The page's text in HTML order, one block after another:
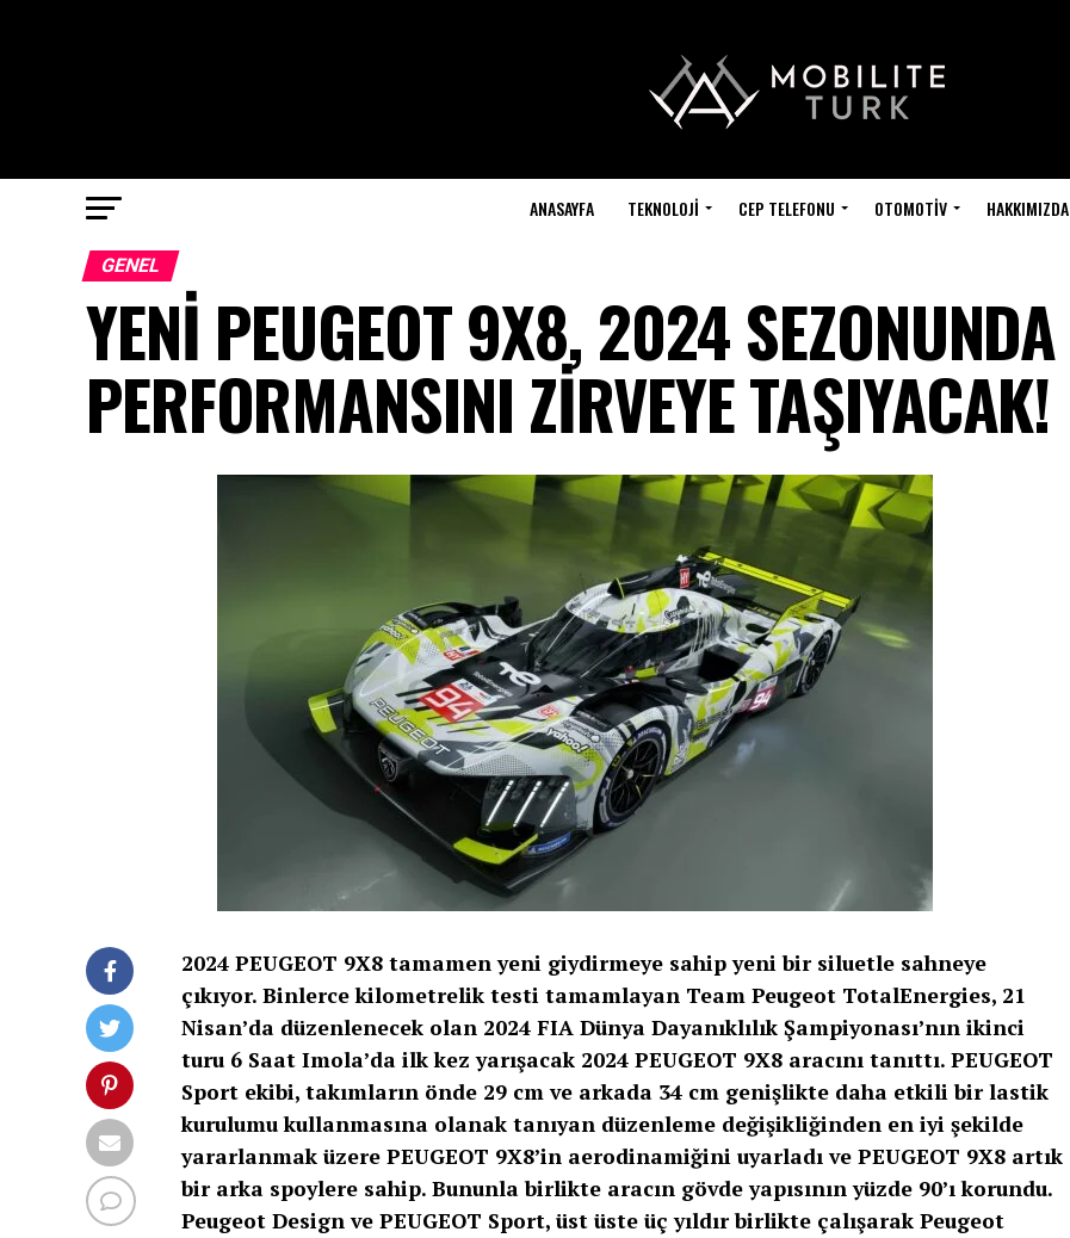
ANASAYFA TEKNOLOJI CEP TELEFONU OTOMOTIV HAKKIMIZDA
GENEL
YENİ PEUGEOT 9X8, 2024 SEZONUNDA
PERFORMANSINI ZİRVEYE TAŞIYACAK!
2024 PEUGEOT 9X8 tamamen yeni giydirmeye sahip yeni bir siluetle sahneye
çıkıyor. Binlerce kilometrelik testi tamamlayan Team Peugeot TotalEnergies, 21
Nisan’da düzenlenecek olan 2024 FIA Dünya Dayanıklılık Şampiyonası’nın ikinci
turu 6 Saat Imola’da ilk kez yarışacak 2024 PEUGEOT 9X8 aracını tanıttı. PEUGEOT
Sport ekibi, takımların önde 29 cm ve arkada 34 cm genişlikte daha etkili bir lastik
kurulumu kullanmasına olanak tanıyan düzenleme değişikliğinden en iyi şekilde
yararlanmak üzere PEUGEOT 9X8’in aerodinamiğini uyarladı ve PEUGEOT 9X8 artık
bir arka spoylere sahip. Bununla birlikte aracın gövde yapısının yüzde 90’ı korundu.
Peugeot Design ve PEUGEOT Sport, üst üste üç yıldır birlikte çalışarak Peugeot